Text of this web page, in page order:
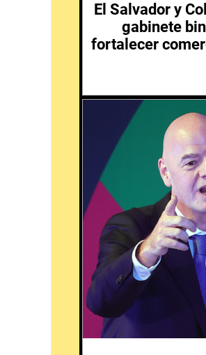
El Salvador y
gabinete
fortalecer